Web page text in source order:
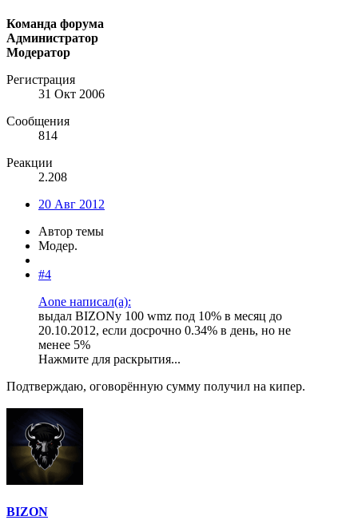
Команда форума
Администратор
Модератор
Регистрация
31 Окт 2006
Сообщения
814
Реакции
2.208
20 Авг 2012
Автор темы
Модер.
#4
Aone написал(а):
выдал BIZONу 100 wmz под 10% в месяц до
20.10.2012, если досрочно 0.34% в день, но не
менее 5%
Нажмите для раскрытия...
Подтверждаю, оговорённую сумму получил на кипер.
BIZON